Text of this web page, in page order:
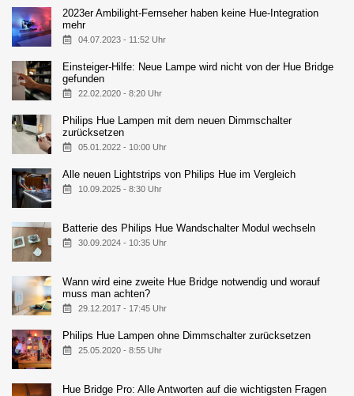
2023er Ambilight-Fernseher haben keine Hue-Integration
mehr
04.07.2023 - 11:52 Uhr
Einsteiger-Hilfe: Neue Lampe wird nicht von der Hue Bridge
gefunden
22.02.2020 - 8:20 Uhr
Philips Hue Lampen mit dem neuen Dimmschalter
zurücksetzen
05.01.2022 - 10:00 Uhr
Alle neuen Lightstrips von Philips Hue im Vergleich
10.09.2025 - 8:30 Uhr
Batterie des Philips Hue Wandschalter Modul wechseln
30.09.2024 - 10:35 Uhr
Wann wird eine zweite Hue Bridge notwendig und worauf
muss man achten?
29.12.2017 - 17:45 Uhr
Philips Hue Lampen ohne Dimmschalter zurücksetzen
25.05.2020 - 8:55 Uhr
Hue Bridge Pro: Alle Antworten auf die wichtigsten Fragen